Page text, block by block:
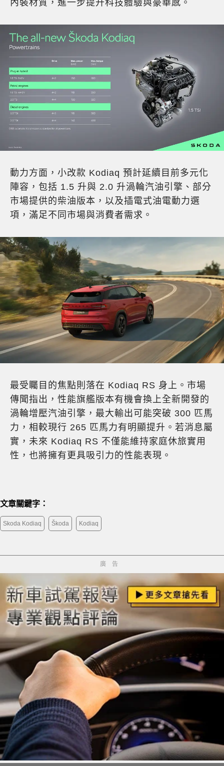
內裝材質，進一步提升科技體驗與豪華感。
動力方面，小改款 Kodiaq 預計延續目前多元化
陣容，包括 1.5 升與 2.0 升渦輪汽油引擎、部分
市場提供的柴油版本，以及插電式油電動力選
項，滿足不同市場與消費者需求。
最受矚目的焦點則落在 Kodiaq RS 身上。市場
傳聞指出，性能旗艦版本有機會換上全新開發的
渦輪增壓汽油引擎，最大輸出可能突破 300 匹馬
力，相較現行 265 匹馬力有明顯提升。若消息屬
實，未來 Kodiaq RS 不僅能維持家庭休旅實用
性，也將擁有更具吸引力的性能表現。
文章關鍵字：
Skoda Kodiaq Škoda Kodiaq
廣告